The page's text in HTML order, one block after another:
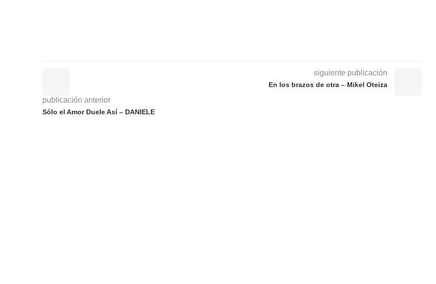
publicación anterior
Sólo el Amor Duele Así – DANIELE
siguiente publicación
En los brazos de otra – Mikel Oteiza